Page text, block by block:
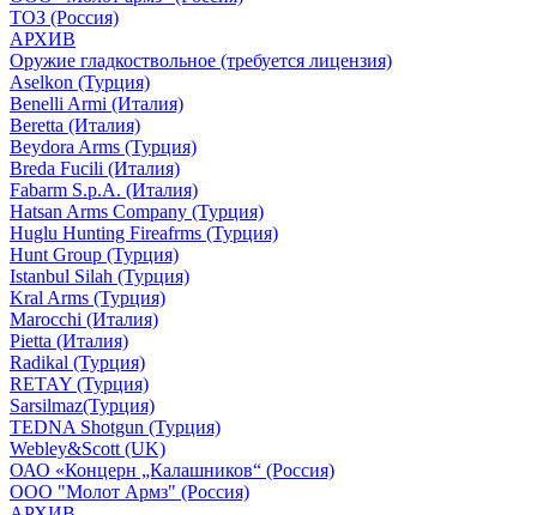
ТОЗ (Россия)
АРХИВ
Оружие гладкоствольное (требуется лицензия)
Aselkon (Турция)
Benelli Armi (Италия)
Beretta (Италия)
Beydora Arms (Турция)
Breda Fucili (Италия)
Fabarm S.p.A. (Италия)
Hatsan Arms Company (Турция)
Huglu Hunting Fireafrms (Турция)
Hunt Group (Турция)
Istanbul Silah (Турция)
Kral Arms (Турция)
Marocchi (Италия)
Pietta (Италия)
Radikal (Турция)
RETAY (Турция)
Sarsilmaz(Турция)
TEDNA Shotgun (Турция)
Webley&Scott (UK)
ОАО «Концерн „Калашников“ (Россия)
ООО "Молот Армз" (Россия)